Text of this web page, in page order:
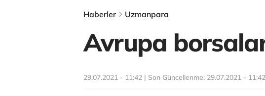
Haberler Uzmanpara
Avrupa
29.07.2021 - 11:42 | Son Güncellenme: 29.07.2021 - 11:42